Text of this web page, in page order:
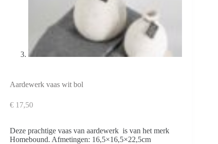
Aardewerk vaas wit bol
€ 17,50
Deze prachtige vaas van aardewerk is van het merk
Homebound. Afmetingen: 16,5×16,5×22,5cm